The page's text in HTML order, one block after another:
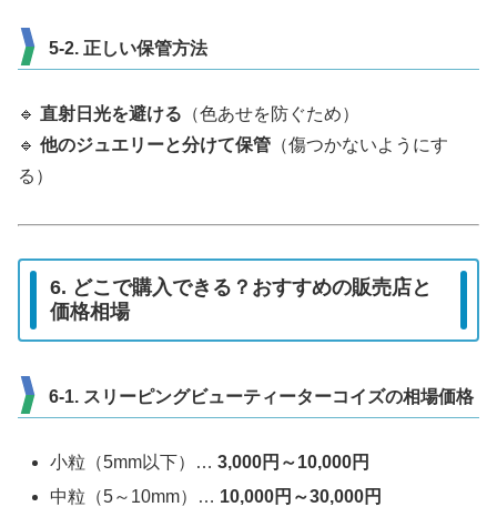
5-2. 正しい保管方法
🔹 直射日光を避ける （色あせを防ぐため）
🔹 他のジュエリーと分けて保管 （傷つかないようにす
る）
6. どこで購入できる？おすすめの販売店と
価格相場
6-1. スリーピングビューティーターコイズの相場価格
小粒（5mm以下）…3,000円～10,000円
中粒（5～10mm）… 10,000円～30,000円